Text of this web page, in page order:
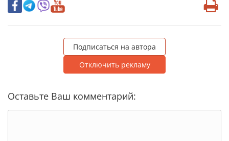
Подписаться на автора
Отключить рекламу
Оставьте Ваш комментарий: